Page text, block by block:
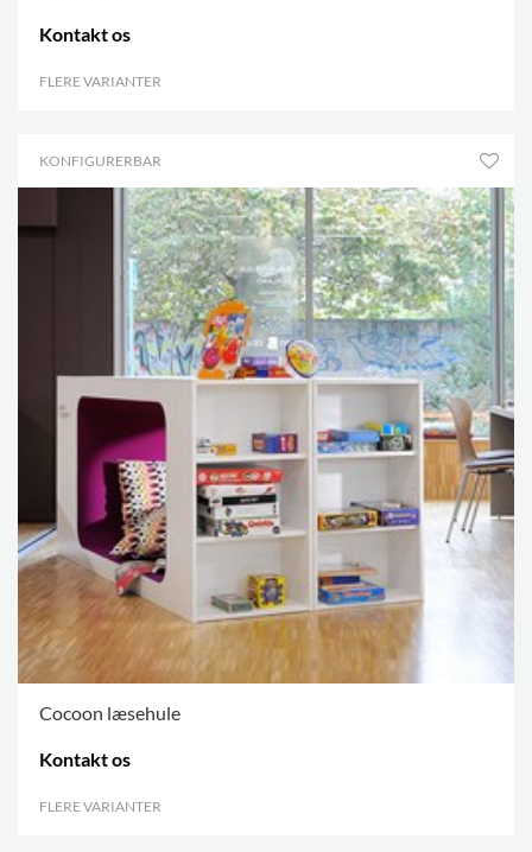
Kontakt os
FLERE VARIANTER
KONFIGURERBAR
Cocoon læsehule
Kontakt os
FLERE VARIANTER